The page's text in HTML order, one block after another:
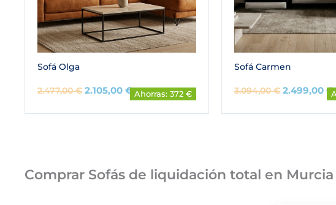
Sofá Olga
2.477,00€ 2.105,00 € Ahorras: 372 €
Sofá Carmen
3.094,00€ 2.499,00 €
Comprar Sofás de liquidación total en